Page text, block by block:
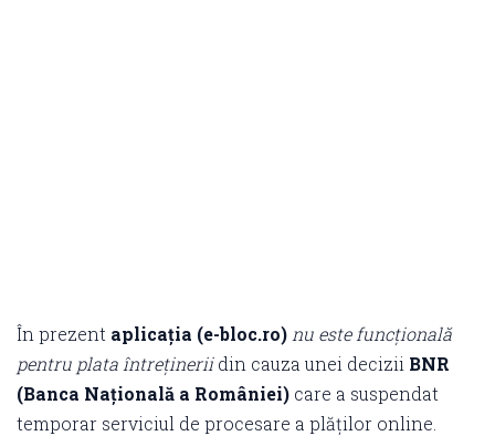
În prezent aplicația (e-bloc.ro) nu este funcțională
pentru plata întrețineriidin cauza unei decizii BNR
(Banca Națională a României) care a suspendat
temporar serviciul de procesare a plăților online.